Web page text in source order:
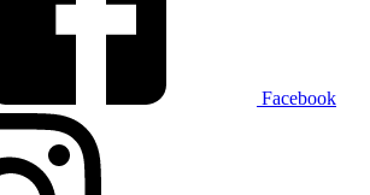
Facebook